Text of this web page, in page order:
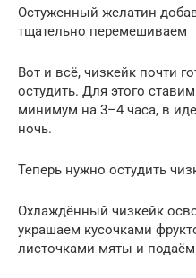
Остуженный желатин
тщательно перемешиваем
Вот и всё, чизкейк почти
остудить. Для этого
минимум на 3–4 часа, в
ночь.
Теперь нужно остудить
Охлаждённый чизкейк
украшаем кусочками
листочками мяты и подаём